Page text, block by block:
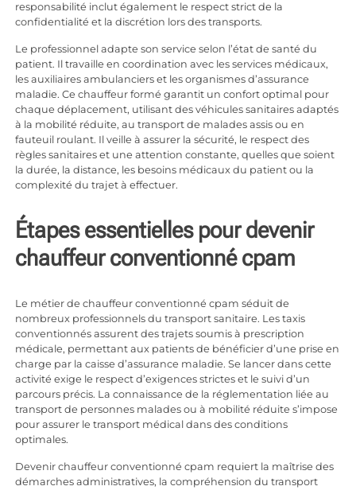
responsabilité inclut également le respect strict de la
confidentialité et la discrétion lors des transports.
Le professionnel adapte son service selon l’état de santé du
patient. Il travaille en coordination avec les services médicaux,
les auxiliaires ambulanciers et les organismes d’assurance
maladie. Ce chauffeur formé garantit un confort optimal pour
chaque déplacement, utilisant des véhicules sanitaires adaptés
à la mobilité réduite, au transport de malades assis ou en
fauteuil roulant. Il veille à assurer la sécurité, le respect des
règles sanitaires et une attention constante, quelles que soient
la durée, la distance, les besoins médicaux du patient ou la
complexité du trajet à effectuer.
Étapes essentielles pour devenir
chauffeur conventionné cpam
Le métier de chauffeur conventionné cpam séduit de
nombreux professionnels du transport sanitaire. Les taxis
conventionnés assurent des trajets soumis à prescription
médicale, permettant aux patients de bénéficier d’une prise en
charge par la caisse d’assurance maladie. Se lancer dans cette
activité exige le respect d’exigences strictes et le suivi d’un
parcours précis. La connaissance de la réglementation liée au
transport de personnes malades ou à mobilité réduite s’impose
pour assurer le transport médical dans des conditions
optimales.
Devenir chauffeur conventionné cpam requiert la maîtrise des
démarches administratives, la compréhension du transport